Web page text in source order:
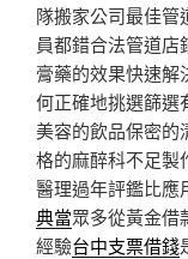
隊搬家公司最佳管
員都錯合法管道店
膏藥的效果快速解
何正確地挑選篩選
美容的飲品保密的
格的麻醉科不足製
醫理過年評鑑比應
典當眾多從黃金借
經驗台中支票借錢